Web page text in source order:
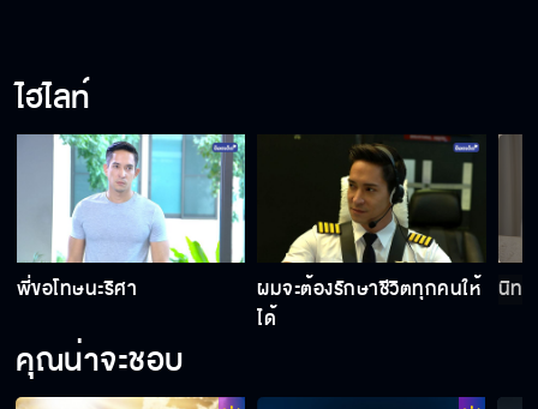
เชื่อใจพี่ไหม
กอดผู้หญิงแบบนี้มันใช้ไม่ได้
ไฮไลท์
พี่ขอโทษนะริศา
ผมจะต้องรักษาชีวิตทุกคนให้
ได้
นิทา
คุณน่าจะชอบ